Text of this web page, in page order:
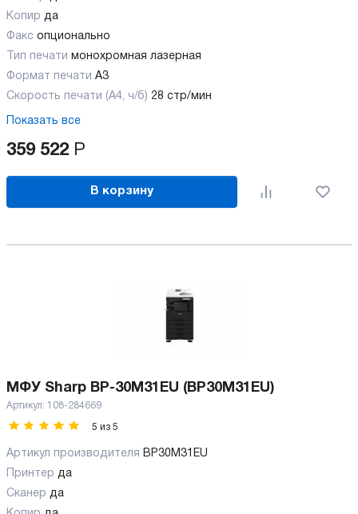
Копир да
Факс опционально
Тип печати монохромная лазерная
Формат печати A3
Скорость печати (А4, ч/б) 28 стр/мин
Показать все
359 522 Р
В корзину
МФУ Sharp BP-30M31EU (BP30M31EU)
Артикул: 108-284669
5 из 5
Артикул производителя
BP30M31EU
Принтер да
Сканер да